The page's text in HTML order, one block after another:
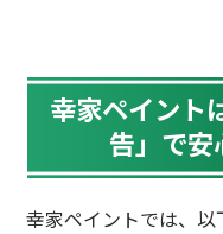
幸家ペイント
告」で
幸家ペイントでは、